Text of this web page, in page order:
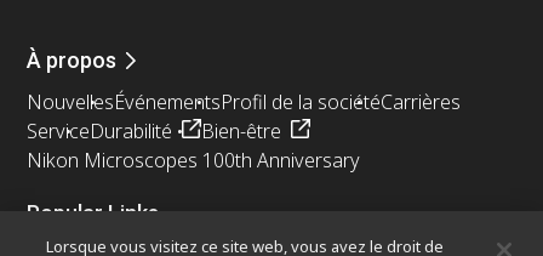
À propos
NouvellesÉvénementsProfil de la sociétéCarrières
ServiceDurabilité
Bien-être
Nikon Microscopes 100th Anniversary
Popular Links
Lorsque vous visitez ce site web, vous avez le droit de